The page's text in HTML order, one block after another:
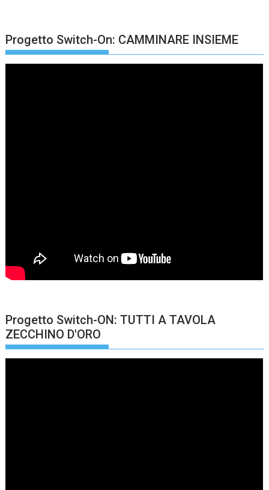
Progetto Switch-On: CAMMINARE INSIEME
Progetto Switch-ON: TUTTI A TAVOLA
ZECCHINO D'ORO